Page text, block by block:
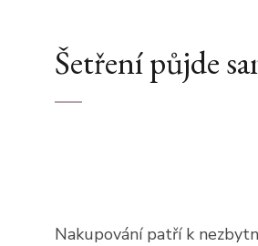
Šetření půjde
Nakupování patří k